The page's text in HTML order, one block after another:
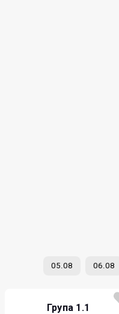
05.08 06.08
Група 1.1